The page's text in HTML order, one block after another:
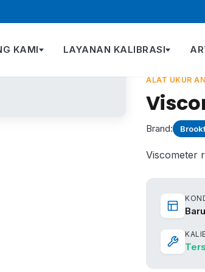
KAMI LAYANAN KALIBRASI
ALAT UKUR
Brand:
Viscometer
Baru